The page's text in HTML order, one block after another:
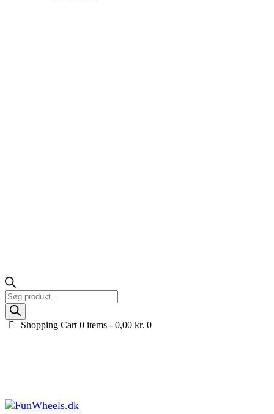
Products
search
Shopping Cart 0 items -0,00kr. 0